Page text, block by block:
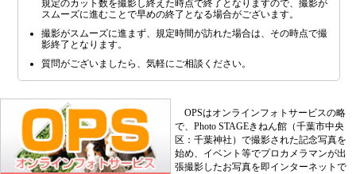
規定のカット数を撮影し終えた時点で終了となりますので、撮影が
スムーズに進むことで早めの終了となる場合がございます。
撮影がスムーズに進まず、規定時間が訪れた場合は、その時点で撮
影終了となります。
質問がございましたら、気軽にご相談ください。
OPSはオンラインフォトサービスの略
で、Photo STAGEきねん館（千葉市中央
区：千葉神社）で撮影された記念写真を
始め、イベント等でプロカメラマンが出
張撮影したお写真を即インターネットで